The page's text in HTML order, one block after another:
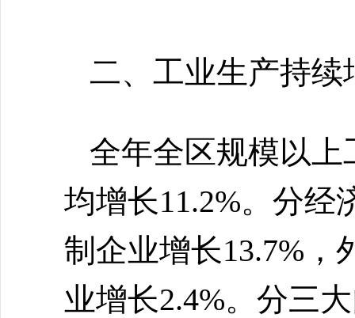
二、工业生产持
全年全区规模以
均增长11.2%。分经
制企业增长13.7%，
业增长2.4%。分三